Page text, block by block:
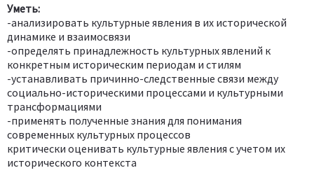
Уметь:
-анализировать культурные явления в их исторической
динамике и взаимосвязи
-определять принадлежность культурных явлений к
конкретным историческим периодам и стилям
-устанавливать причинно-следственные связи между
социально-историческими процессами и культурными
трансформациями
-применять полученные знания для понимания
современных культурных процессов
критически оценивать культурные явления с учетом их
исторического контекста